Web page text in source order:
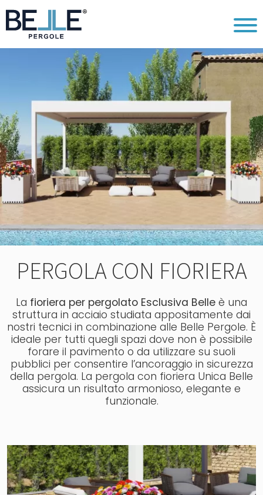
PERGOLA CON FIORIERA
La fioriera per pergolato Esclusiva Belle è una
struttura in acciaio studiata appositamente dai
nostri tecnici in combinazione alle Belle Pergole. È
ideale per tutti quegli spazi dove non è possibile
forare il pavimento o da utilizzare su suoli
pubblici per consentire l’ancoraggio in sicurezza
della pergola. La pergola con fioriera Unica Belle
assicura un risultato armonioso, elegante e
funzionale.